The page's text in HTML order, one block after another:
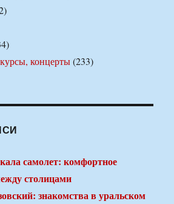
концерты(233)
самолет: комфортное
столицами
знакомства в уральском